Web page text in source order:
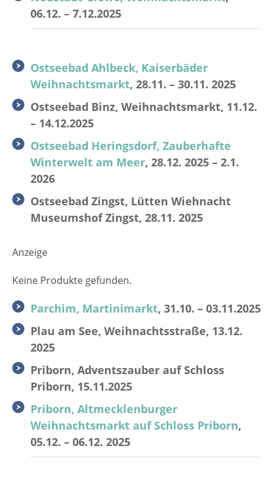
06.12. – 7.12.2025
Ostseebad Ahlbeck, Kaiserbäder
Weihnachtsmarkt, 28.11. – 30.11. 2025
Ostseebad Binz, Weihnachtsmarkt, 11.12.
– 14.12.2025
Ostseebad Heringsdorf, Zauberhafte
Winterwelt am Meer, 28.12. 2025 – 2.1.
2026
Ostseebad Zingst, Lütten Wiehnacht
Museumshof Zingst, 28.11. 2025
Anzeige
Keine Produkte gefunden.
Parchim, Martinimarkt, 31.10. – 03.11.2025
Plau am See, Weihnachtsstraße, 13.12.
2025
Priborn, Adventszauber auf Schloss
Priborn, 15.11.2025
Priborn, Altmecklenburger
Weihnachtsmarkt auf Schloss Priborn,
05.12. – 06.12. 2025